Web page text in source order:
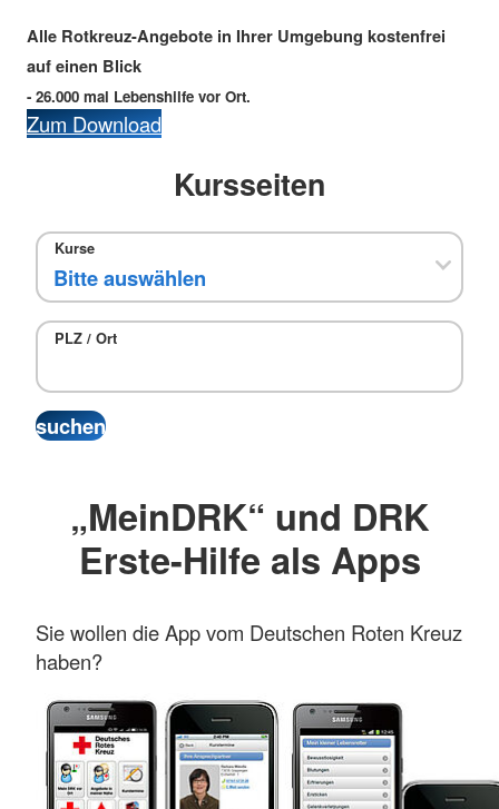
Alle Rotkreuz-Angebote in Ihrer Umgebung kostenfrei
auf einen Blick
- 26.000 mal Lebenshilfe vor Ort.
Zum Download
Kursseiten
Kurse
PLZ / Ort
„MeinDRK“ und DRK
Erste-Hilfe als Apps
Sie wollen die App vom Deutschen Roten Kreuz
haben?